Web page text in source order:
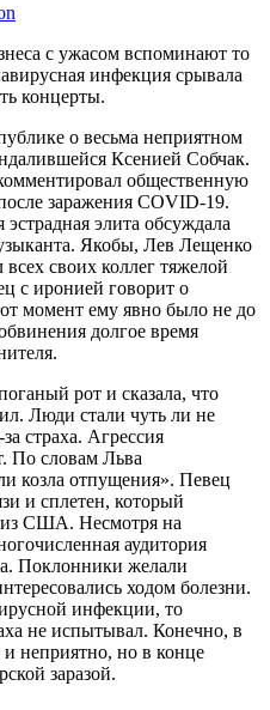
с ужасом вспоминают то
инфекция срывала
концерты.
о весьма неприятном
Ксенией Собчак.
общественную
заражения COVID-19.
элита обсуждала
Якобы, Лев Лещенко
своих коллег тяжелой
с иронией говорит о
момент ему явно было не до
долгое время
рот и сказала, что
Люди стали чуть ли не
страха. Агрессия
По словам Льва
козла отпущения». Певец
и сплетен, который
из США. Несмотря на
аудитория
Поклонники желали
ходом болезни.
инфекции, то
не испытывал. Конечно, в
и неприятно, но в конце
заразой.